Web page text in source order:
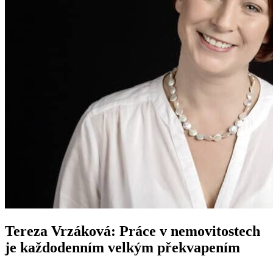
Tereza Vrzáková: Práce v nemovitostech
je každodenním velkým překvapením